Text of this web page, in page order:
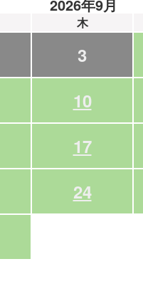
2026年9月
木
3
10
17
24